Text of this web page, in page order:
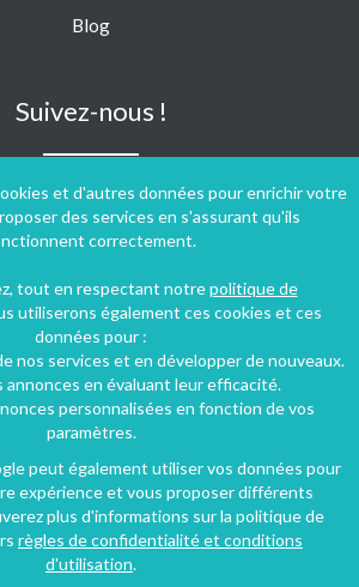
et d'autres données pour enrichir votre
des services en s'assurant qu'ils
correctement.
tout en respectant notrepolitique de
utiliserons également ces cookies et ces
données pour :
nos services et en développer de nouveaux.
annonces en évaluant leur efficacité.
personnalisées en fonction de vos
paramètres.
peut également utiliser vos données pour
expérience et vous proposer différents
plus d'informations sur la politique de
règles de confidentialité et conditions
d'utilisation.
Blog
Suivez-nous !
d'utilisation- Politique de confidentialité
2026 Vivaweek ‐ Tous droits réservés ‐
mise à jour du site : 07 août 2026